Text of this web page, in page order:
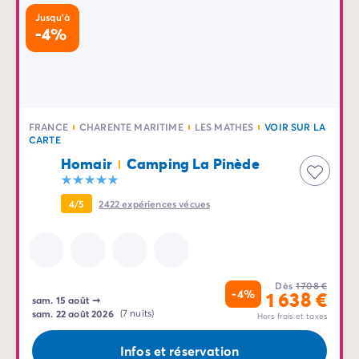
Camping Tarn
Camping Normandie
Camping Basse-Normandie
Camping Pays de la Loire
Camping Loire-Atlantique
Camping Guerande
Camping Le-Croisic
Camping Pornic
Camping Saint-Gilles-Croix-de-Vie
Camping Saint-Hilaire-De-Riez
Camping Saint-Jean-De-Monts
Camping Poitou-Charentes
Jusqu'à
-4%
FRANCE CHARENTE MARITIME LES MATHES
VOIR SUR LA
CARTE
Homair Camping La Pinède
4/5 2422expériences vécues
sam. 15 août ➞
sam. 22 août 2026 (7 nuits)
-4%
Dès 1 708 €
1 638 €
Hors frais et taxes
Infos et réservation